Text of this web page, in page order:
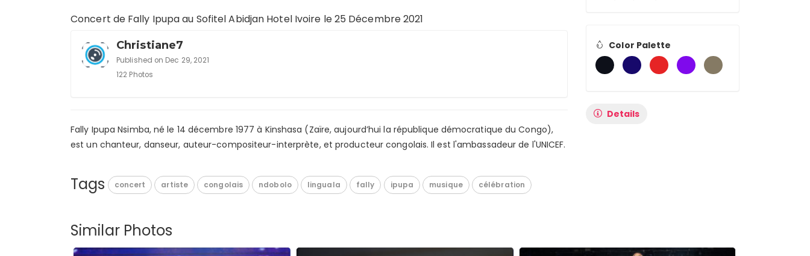
Concert de Fally Ipupa au Sofitel Abidjan Hotel Ivoire le 25 Décembre 2021
Christiane7
Published on Dec 29, 2021
122 Photos
Fally Ipupa Nsimba, né le 14 décembre 1977 à Kinshasa (Zaïre, aujourd’hui la république démocratique du Congo),
est un chanteur, danseur, auteur-compositeur-interprète, et producteur congolais. Il est l'ambassadeur de l'UNICEF.
Tags concert artiste congolais ndobolo linguala fally ipupa musique célébration
Color Palette
Details
Similar Photos